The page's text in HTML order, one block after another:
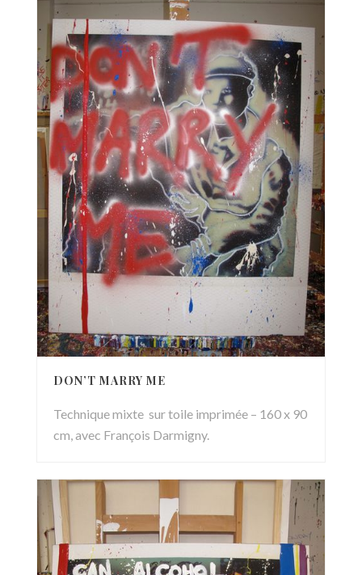
DON’T MARRY ME
Technique mixte sur toile imprimée – 160 x 90
cm, avec François Darmigny.